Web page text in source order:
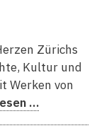
Zürichs
Kultur und
Werken von
…